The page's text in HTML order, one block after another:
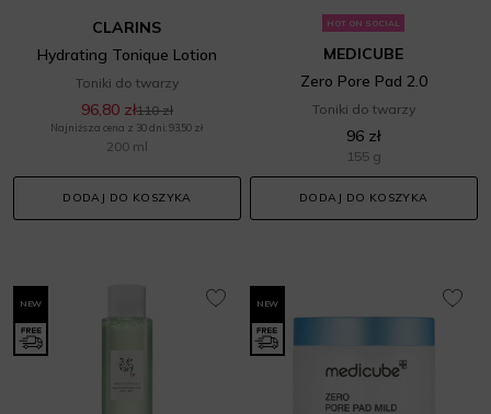
CLARINS
Hydrating Tonique Lotion
Toniki do twarzy
96,80 zł110 zł
Najniższa cena z 30 dni: 93,50 zł
200 ml
DODAJ DO KOSZYKA
HOT ON SOCIAL
MEDICUBE
Zero Pore Pad 2.0
Toniki do twarzy
96 zł
155 g
DODAJ DO KOSZYKA
NEW NEW